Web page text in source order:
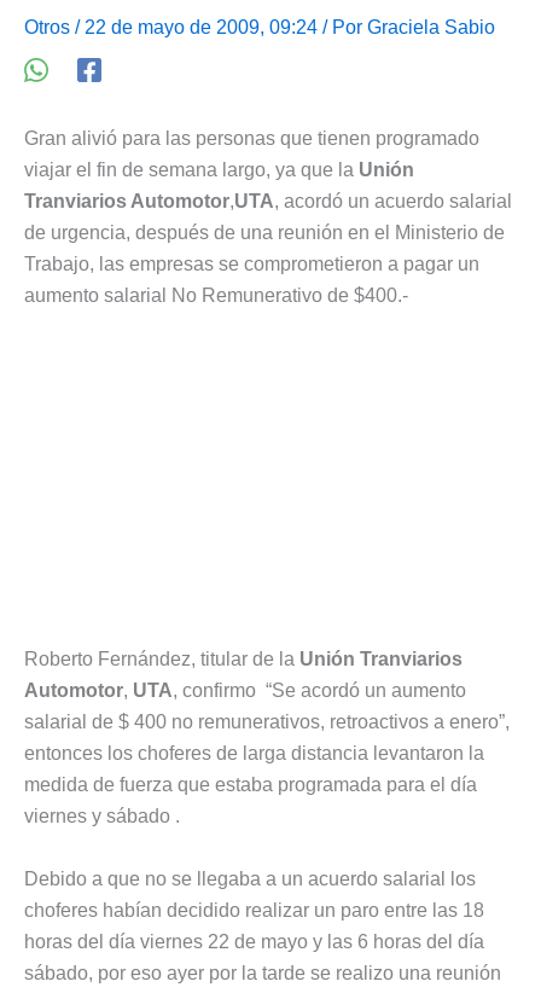
Otros / 22 de mayo de 2009, 09:24 / Por Graciela Sabio
Gran alivió para las personas que tienen programado
viajar el fin de semana largo, ya que la Unión
Tranviarios Automotor,UTA, acordó un acuerdo salarial
de urgencia, después de una reunión en el Ministerio de
Trabajo, las empresas se comprometieron a pagar un
aumento salarial No Remunerativo de $400.-
Roberto Fernández, titular de la Unión Tranviarios
Automotor, UTA, confirmo “Se acordó un aumento
salarial de $ 400 no remunerativos, retroactivos a enero”,
entonces los choferes de larga distancia levantaron la
medida de fuerza que estaba programada para el día
viernes y sábado .
Debido a que no se llegaba a un acuerdo salarial los
choferes habían decidido realizar un paro entre las 18
horas del día viernes 22 de mayo y las 6 horas del día
sábado, por eso ayer por la tarde se realizo una reunión